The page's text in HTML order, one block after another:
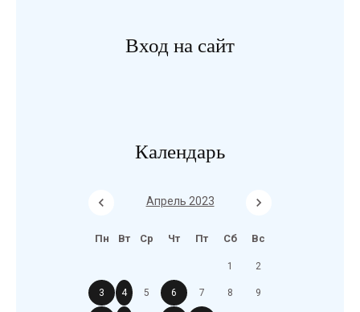
Вход на сайт
Календарь
Апрель 2023
Пн Вт Ср Чт Пт Сб Вс
1 2
3 4 5 6 7 8 9